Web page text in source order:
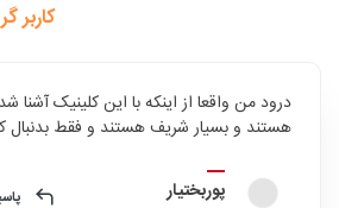
درود من واقعا از اینکه با این کلینیک
هستند و بسیار شریف هستند و فقط
پوربختیار